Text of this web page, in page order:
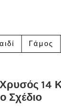
Γάμος
14
Σχέδιο